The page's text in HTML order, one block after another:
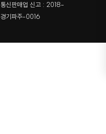
통신판매업 신고 : 2018-
경기파주-0016